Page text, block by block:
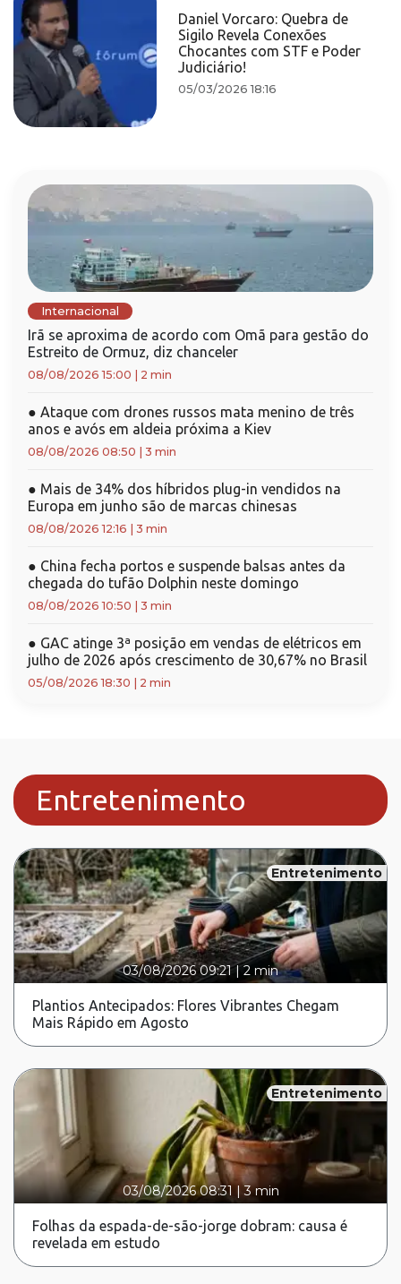
Daniel Vorcaro: Quebra de
Sigilo Revela Conexões
Chocantes com STF e Poder
Judiciário!
05/03/2026 18:16
Internacional
Irã se aproxima de acordo com Omã para gestão do
Estreito de Ormuz, diz chanceler
08/08/2026 15:00 2 min
● Ataque com drones russos mata menino de três
anos e avós em aldeia próxima a Kiev
08/08/2026 08:50 3 min
● Mais de 34% dos híbridos plug-in vendidos na
Europa em junho são de marcas chinesas
08/08/2026 12:16 3 min
● China fecha portos e suspende balsas antes da
chegada do tufão Dolphin neste domingo
08/08/2026 10:50 3 min
● GAC atinge 3ª posição em vendas de elétricos em
julho de 2026 após crescimento de 30,67% no Brasil
05/08/2026 18:30 2 min
Entretenimento
Entretenimento
03/08/2026 09:21|2 min
Plantios Antecipados: Flores Vibrantes Chegam
Mais Rápido em Agosto
Entretenimento
03/08/2026 08:31 |3 min
Folhas da espada-de-são-jorge dobram: causa é
revelada em estudo